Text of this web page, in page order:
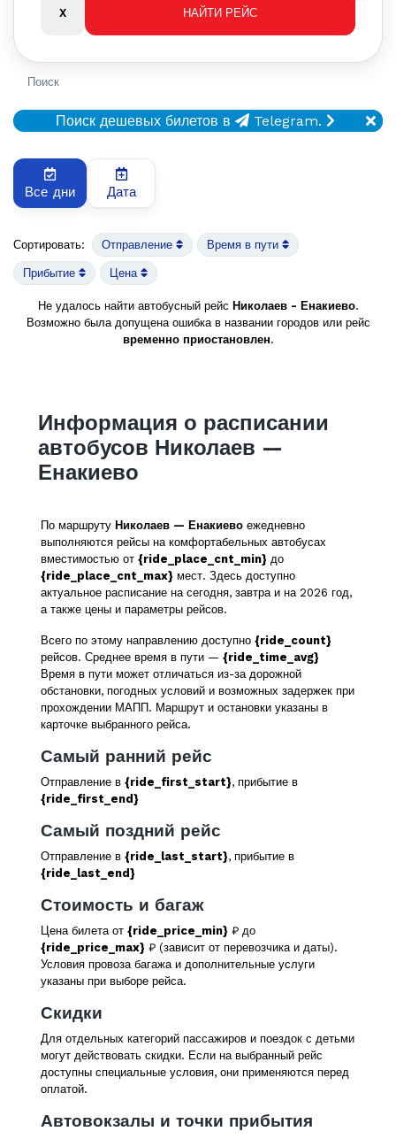
Поиск
Поиск дешевых билетов в Telegram.
Все дни Дата
Сортировать: Отправление Время в пути
Прибытие Цена
Не удалось найти автобусный рейс Николаев - Енакиево.
Возможно была допущена ошибка в названии городов или рейс
временно приостановлен.
Информация о расписании
автобусов Николаев —
Енакиево
По маршруту Николаев — Енакиево ежедневно
выполняются рейсы на комфортабельных автобусах
вместимостью от {ride_place_cnt_min} до
{ride_place_cnt_max} мест. Здесь доступно
актуальное расписание на сегодня, завтра и на 2026 год,
а также цены и параметры рейсов.
Всего по этому направлению доступно {ride_count}
рейсов. Среднее время в пути — {ride_time_avg}
Время в пути может отличаться из-за дорожной
обстановки, погодных условий и возможных задержек при
прохождении МАПП. Маршрут и остановки указаны в
карточке выбранного рейса.
Самый ранний рейс
Отправление в {ride_first_start}, прибытие в
{ride_first_end}
Самый поздний рейс
Отправление в {ride_last_start}, прибытие в
{ride_last_end}
Стоимость и багаж
Цена билета от {ride_price_min} ₽ до
{ride_price_max} ₽ (зависит от перевозчика и даты).
Условия провоза багажа и дополнительные услуги
указаны при выборе рейса.
Скидки
Для отдельных категорий пассажиров и поездок с детьми
могут действовать скидки. Если на выбранный рейс
доступны специальные условия, они применяются перед
оплатой.
Автовокзалы и точки прибытия